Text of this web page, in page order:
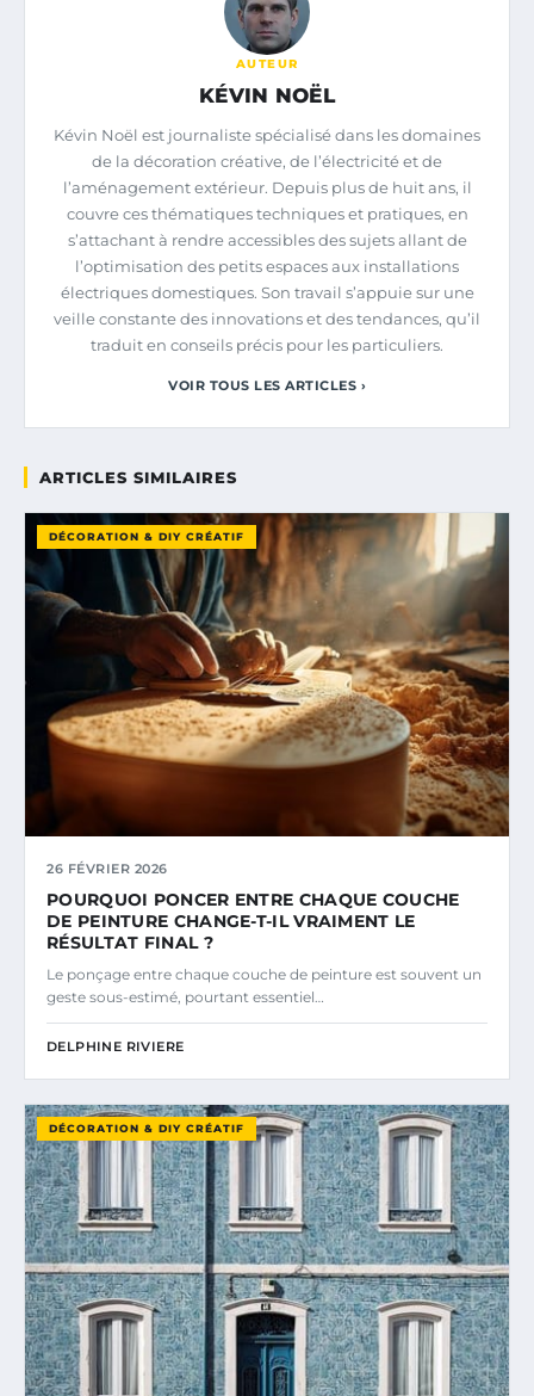
AUTEUR
KÉVIN NOËL
Kévin Noël est journaliste spécialisé dans les domaines
de la décoration créative, de l’électricité et de
l’aménagement extérieur. Depuis plus de huit ans, il
couvre ces thématiques techniques et pratiques, en
s’attachant à rendre accessibles des sujets allant de
l’optimisation des petits espaces aux installations
électriques domestiques. Son travail s’appuie sur une
veille constante des innovations et des tendances, qu’il
traduit en conseils précis pour les particuliers.
VOIR TOUS LES ARTICLES ›
ARTICLES SIMILAIRES
DÉCORATION & DIY CRÉATIF
26 FÉVRIER 2026
POURQUOI PONCER ENTRE CHAQUE COUCHE
DE PEINTURE CHANGE-T-IL VRAIMENT LE
RÉSULTAT FINAL ?
Le ponçage entre chaque couche de peinture est souvent un
geste sous-estimé, pourtant essentiel…
DELPHINE RIVIERE
DÉCORATION & DIY CRÉATIF